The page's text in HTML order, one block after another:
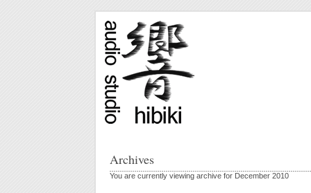
Archives
You are currently viewing archive for December 2010